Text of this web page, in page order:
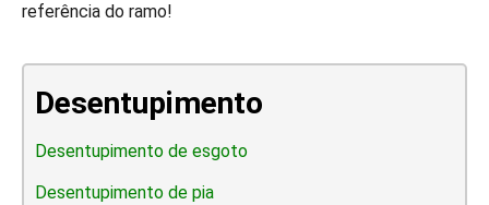
referência do ramo!
Desentupimento
Desentupimento de esgoto
Desentupimento de pia